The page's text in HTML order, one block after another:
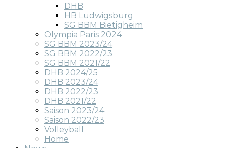
DHB
HB Ludwigsburg
SG BBM Bietigheim
Olympia Paris 2024
SG BBM 2023/24
SG BBM 2022/23
SG BBM 2021/22
DHB 2024/25
DHB 2023/24
DHB 2022/23
DHB 2021/22
Saison 2023/24
Saison 2022/23
Volleyball
Home